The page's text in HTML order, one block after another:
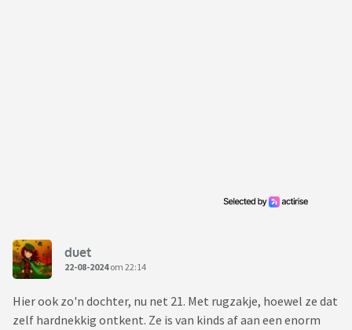
duet
22-08-2024om 22:14
Hier ook zo'n dochter, nu net 21. Met rugzakje, hoewel ze dat
zelf hardnekkig ontkent. Ze is van kinds af aan een enorm